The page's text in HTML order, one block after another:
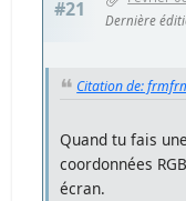
#21
Dernière
Citation de:
Quand tu fais
coordonnées
écran.